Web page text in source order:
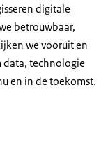
digitale
betrouwbaar,
we vooruit en
data, technologie
en in de toekomst.